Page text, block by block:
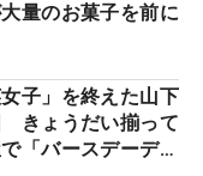
量のお菓子を前に
子」を終えた山下
きょうだい揃って
「バースデーディ